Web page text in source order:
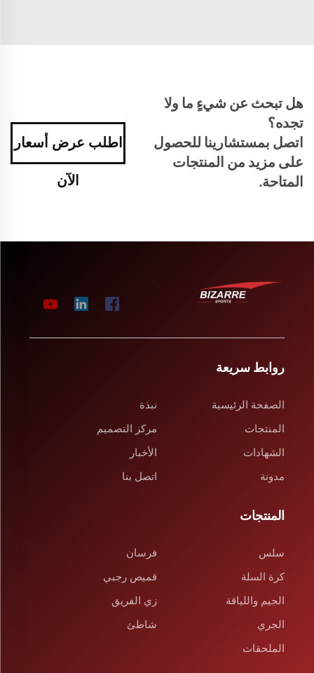
هل تبحث عن شيءٍ ما ولا
تجده؟
اتصل بمستشارينا للحصول
على مزيد من المنتجات
المتاحة.
اطلب عرض أسعار
الآن
روابط سريعة
الصفحة الرئيسية
نبذة
المنتجات
مركز التصميم
الشهادات
الأخبار
مدونة
اتصل بنا
المنتجات
سلس
فرسان
كرة السلة
قميص رجبي
الجيم واللياقة
زي الفريق
الجري
شاطئ
الملحقات